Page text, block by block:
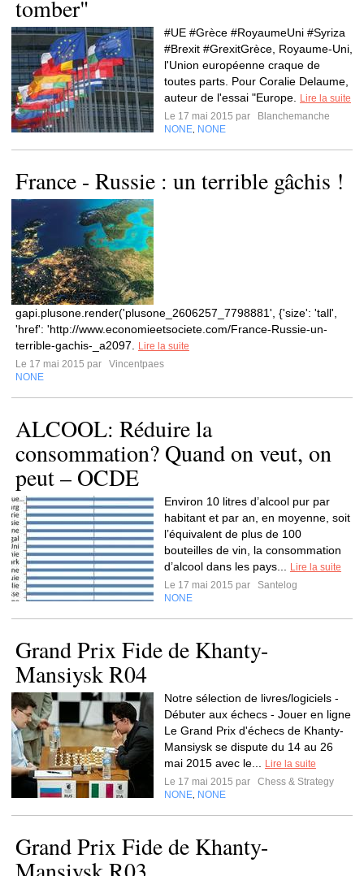
tomber"
#UE #Grèce #RoyaumeUni #Syriza
#Brexit #GrexitGrèce, Royaume-Uni,
l'Union européenne craque de
toutes parts. Pour Coralie Delaume,
auteur de l'essai "Europe.
Lire la suite
Le 17 mai 2015 par
Blanchemanche
NONE NONE
France - Russie : un terrible gâchis !
gapi.plusone.render('plusone_2606257_7798881', {'size': 'tall',
'href': 'http://www.economieetsociete.com/France-Russie-un-
terrible-gachis-_a2097.
Lire la suite
Le 17 mai 2015 par
Vincentpaes
NONE
ALCOOL: Réduire la
consommation? Quand on veut, on
peut – OCDE
Environ 10 litres d’alcool pur par
habitant et par an, en moyenne, soit
l’équivalent de plus de 100
bouteilles de vin, la consommation
d’alcool dans les pays...
Lire la suite
Le 17 mai 2015 par
Santelog
NONE
Grand Prix Fide de Khanty-
Mansiysk R04
Notre sélection de livres/logiciels -
Débuter aux échecs - Jouer en ligne
Le Grand Prix d'échecs de Khanty-
Mansiysk se dispute du 14 au 26
mai 2015 avec le...
Lire la suite
Le 17 mai 2015 par
Chess & Strategy
NONE NONE
Grand Prix Fide de Khanty-